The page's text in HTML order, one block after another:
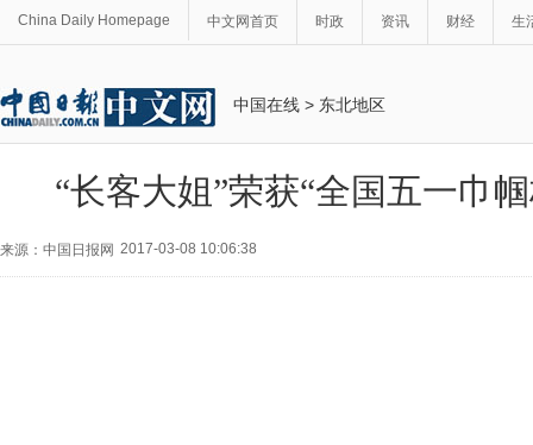
China Daily Homepage 中文网首页 时政 资讯 财经 生
中国在线 > 东北地区
“长客大姐”荣获“全国五一巾
来源：中国日报网 2017-03-08 10:06:38